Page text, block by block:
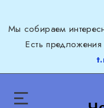
Мы собираем
Есть